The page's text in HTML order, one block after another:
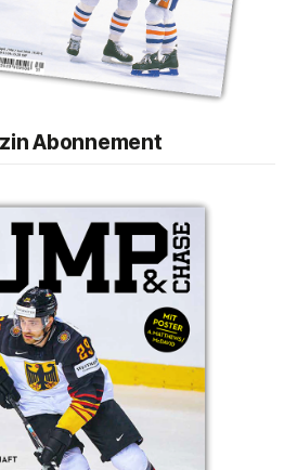
Abonnement